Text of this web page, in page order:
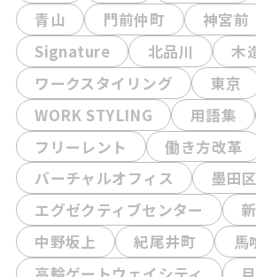
青山
門前仲町 神宮前
Signature
北品川
木
ワークスタイリング
東京
WORK STYLING
用語集
フリーレント
働き方改革
バーチャルオフィス
墨田区
エグゼクティブセンター
中野坂上
紀尾井町
馬